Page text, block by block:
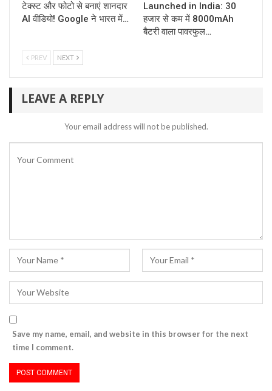
टेक्स्ट और फोटो से बनाएं शानदार
AI वीडियो! Google ने भारत में…
Launched in India: 30
हजार से कम में 8000mAh
बैटरी वाला पावरफुल…
PREV NEXT
LEAVE A REPLY
Your email address will not be published.
Save my name, email, and website in this browser for the next
time I comment.